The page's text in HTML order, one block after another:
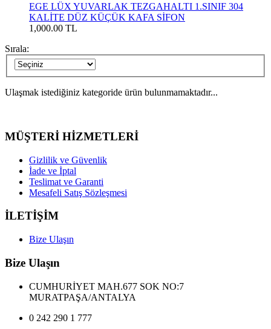
EGE LÜX YUVARLAK TEZGAHALTI 1.SINIF 304
KALİTE DÜZ KÜÇÜK KAFA SİFON
1,000.00 TL
Sırala:
Ulaşmak istediğiniz kategoride ürün bulunmamaktadır...
MÜŞTERİ HİZMETLERİ
Gizlilik ve Güvenlik
İade ve İptal
Teslimat ve Garanti
Mesafeli Satış Sözleşmesi
İLETİŞİM
Bize Ulaşın
Bize Ulaşın
CUMHURİYET MAH.677 SOK NO:7
MURATPAŞA/ANTALYA
0 242 290 1 777